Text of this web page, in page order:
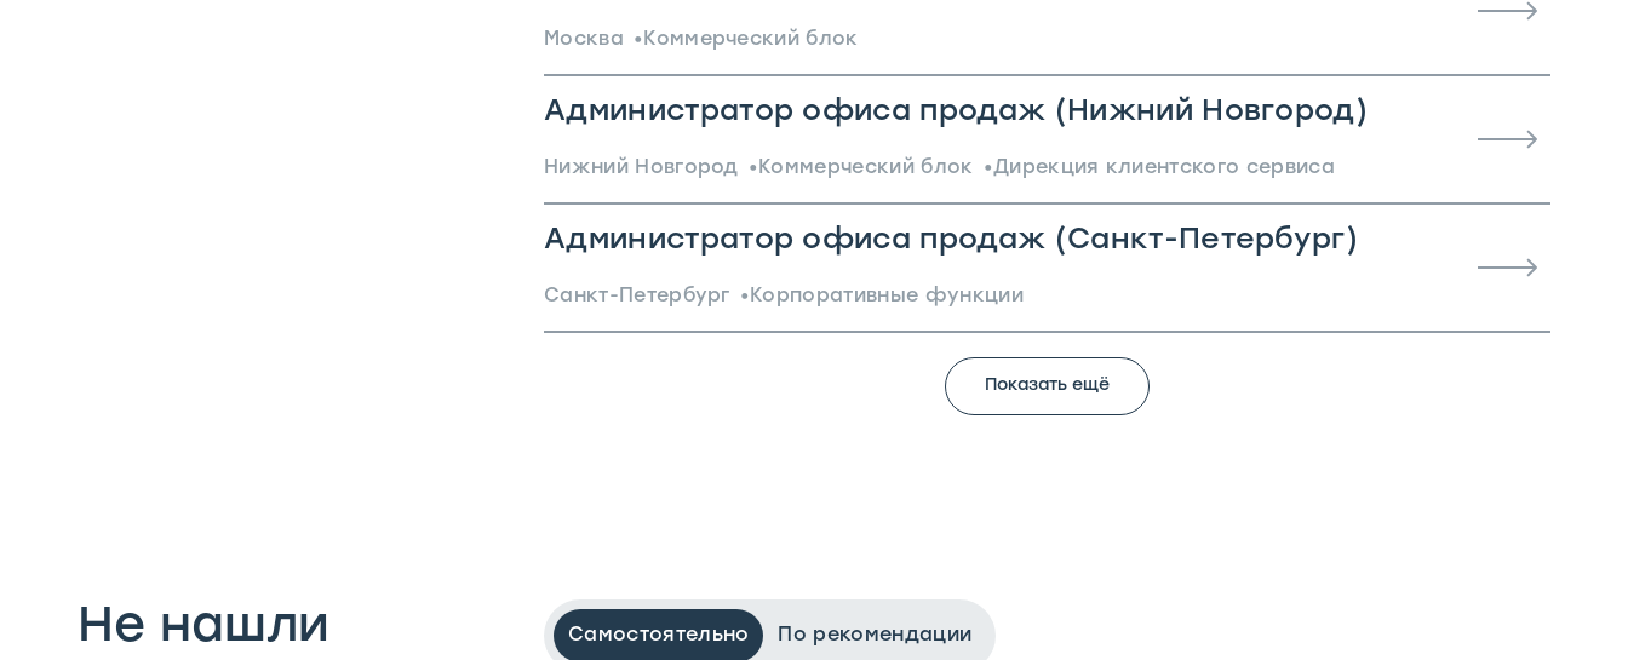
Москва Коммерческий блок
Администратор офиса продаж (Нижний Новгород)
Нижний Новгород Коммерческий блок Дирекция клиентского сервиса
Администратор офиса продаж (Санкт-Петербург)
Санкт-Петербург Корпоративные функции
Показать ещё
Не нашли
Самостоятельно По рекомендации